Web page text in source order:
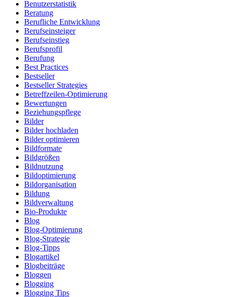
Benutzerstatistik
Beratung
Berufliche Entwicklung
Berufseinsteiger
Berufseinstieg
Berufsprofil
Berufung
Best Practices
Bestseller
Bestseller Strategies
Betreffzeilen-Optimierung
Bewertungen
Beziehungspflege
Bilder
Bilder hochladen
Bilder optimieren
Bildformate
Bildgrößen
Bildnutzung
Bildoptimierung
Bildorganisation
Bildung
Bildverwaltung
Bio-Produkte
Blog
Blog-Optimierung
Blog-Strategie
Blog-Tipps
Blogartikel
Blogbeiträge
Bloggen
Blogging
Blogging Tips